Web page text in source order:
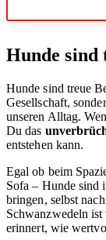
Hunde sind
Hunde sind treue
Gesellschaft,
unseren Alltag.
Du das
entstehen kann.
Egal ob beim
Sofa – Hunde sind
bringen, selbst
Schwanzwedeln ist
erinnert, wie